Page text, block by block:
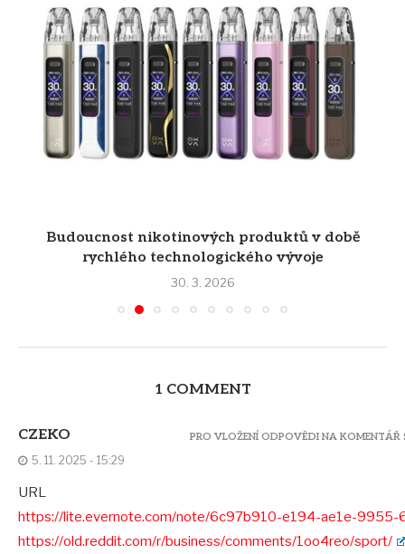
Budoucnost nikotinových produktů v době
rychlého technologického vývoje
30. 3. 2026
1 COMMENT
CZEKO
5. 11. 2025 - 15:29
URL
https://lite.evernote.com/note/6c97b910-e194-ae1e-
https://old.reddit.com/r/business/comments/1oo4reo/sport/
PRO VLOŽENÍ ODPOVĚDI NA KOMENTÁŘ